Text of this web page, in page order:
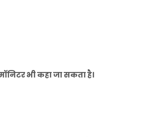
भी कहा जा सकता है।